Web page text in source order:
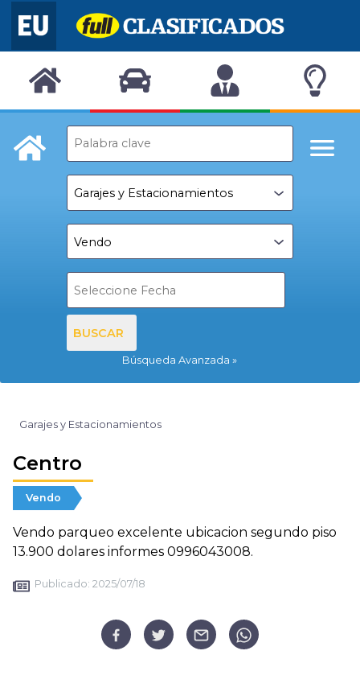
BUSCAR
Búsqueda Avanzada
Garajes y Estacionamientos
Centro
Vendo
Vendo parqueo excelente ubicacion segundo piso
13.900 dolares informes 0996043008.
Publicado: 2025/07/18